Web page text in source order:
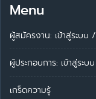
Menu
ผู้สมัครงาน: เข้าสู่ระบบ /
ผู้ประกอบการ: เข้าสู่ระบบ
เกร็ดความรู้